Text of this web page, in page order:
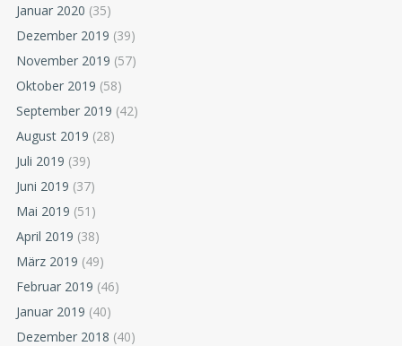
Januar 2020 (35)
Dezember 2019 (39)
November 2019 (57)
Oktober 2019 (58)
September 2019 (42)
August 2019 (28)
Juli 2019 (39)
Juni 2019 (37)
Mai 2019 (51)
April 2019 (38)
März 2019 (49)
Februar 2019 (46)
Januar 2019 (40)
Dezember 2018 (40)